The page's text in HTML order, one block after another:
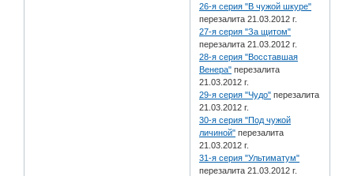
26-я серия "В чужой шкуре"
перезалита 21.03.2012 г.
27-я серия "За щитом"
перезалита 21.03.2012 г.
28-я серия "Восставшая
Венера" перезалита
21.03.2012 г.
29-я серия "Чудо" перезалита
21.03.2012 г.
30-я серия "Под чужой
личиной" перезалита
21.03.2012 г.
31-я серия "Ультиматум"
перезалита 21.03.2012 г.